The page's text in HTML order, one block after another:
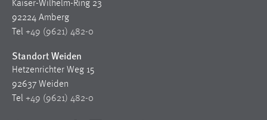
Kaiser-Wilhelm-Ring 23
92224 Amberg
Tel +49 (9621) 482-0
Standort Weiden
Hetzenrichter Weg 15
92637 Weiden
Tel +49 (9621) 482-0
Cookie Laufzeit:
Max. 13 Monate
MARKETING
Marketing Cookies werden von Drittanbietern